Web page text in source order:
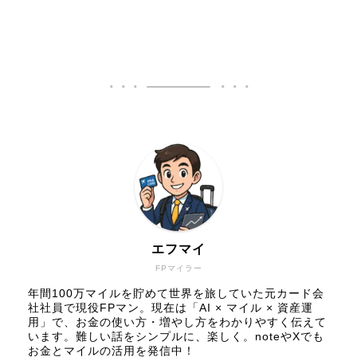
FPマイラー
エフマイ
年間100万マイルを貯めて世界を旅していた元カード会
社社員で現役FPマン。現在は「AI × マイル × 資産運
用」で、お金の使い方・増やし方をわかりやすく伝えて
います。難しい話をシンプルに、楽しく。noteやXでも
お金とマイルの活用を発信中！